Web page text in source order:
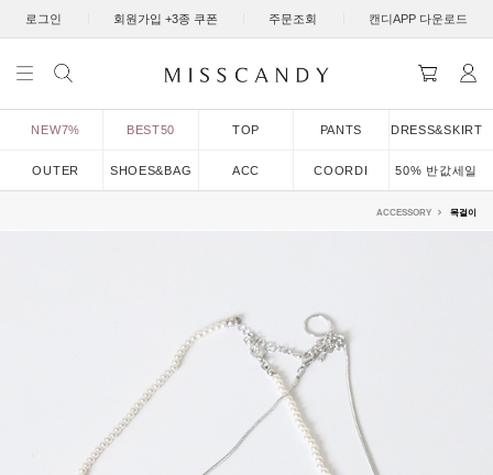
로그인 회원가입 +3종 쿠폰 주문조회 캔디APP 다운로드
NEW7% BEST50 TOP PANTS DRESS&SKIRT
OUTER SHOES&BAG ACC COORDI 50% 반값세일
ACCESSORY 목걸이